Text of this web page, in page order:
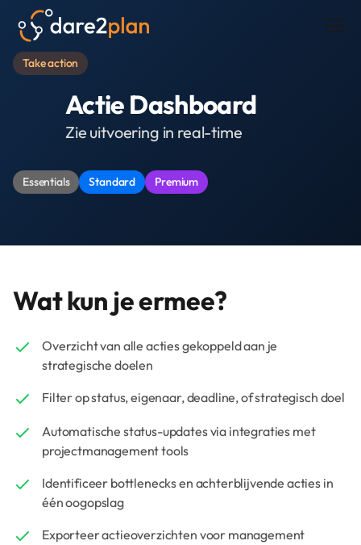
Take action
Actie Dashboard
Zie uitvoering in real-time
Essentials Standard Premium
Wat kun je ermee?
Overzicht van alle acties gekoppeld aan je
strategische doelen
Filter op status, eigenaar, deadline, of strategisch doel
Automatische status-updates via integraties met
projectmanagement tools
Identificeer bottlenecks en achterblijvende acties in
één oogopslag
Exporteer actieoverzichten voor management